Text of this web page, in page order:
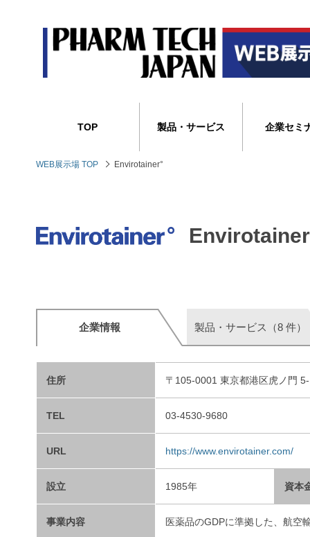
TOP 製品・サービス 企業セミ
WEB展示場 TOP Envirotainer°
企業情報 製品・サービス（8 件）
住所 〒105-0001 東京都港区虎ノ門
TEL 03-4530-9680
URL https://www.envirotainer.com/
設立 1985年 資本
事業内容 医薬品のGDPに準拠した、航空